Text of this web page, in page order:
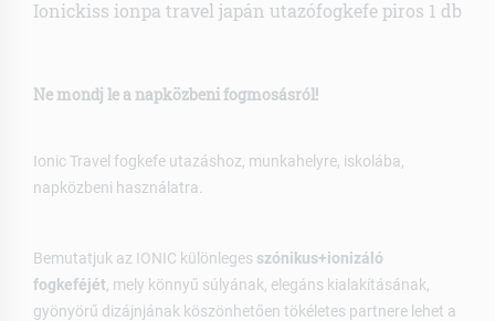
Ionickiss ionpa travel japán utazófogkefe piros 1 db
Ne mondj le a napközbeni fogmosásról!
Ionic Travel fogkefe utazáshoz, munkahelyre, iskolába,
napközbeni használatra.
Bemutatjuk az IONIC különleges szónikus+ionizáló
fogkeféjét , mely könnyű súlyának, elegáns kialakításának,
gyönyörű dizájnjának köszönhetően tökéletes partnere lehet a